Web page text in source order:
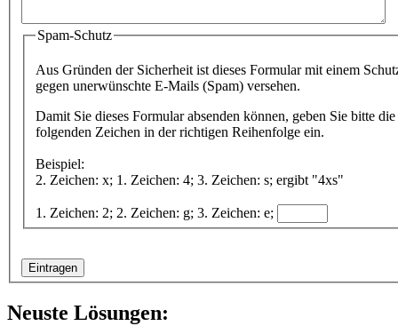
Spam-Schutz
Aus Gründen der Sicherheit ist dieses Formular mit einem
gegen unerwünschte E-Mails (Spam) versehen.
Damit Sie dieses Formular absenden können, geben Sie bitte die
folgenden Zeichen in der richtigen Reihenfolge ein.
Beispiel:
2. Zeichen: x; 1. Zeichen: 4; 3. Zeichen: s; ergibt "4xs"
1. Zeichen: 2; 2. Zeichen: g; 3. Zeichen: e;
Neuste Lösungen: